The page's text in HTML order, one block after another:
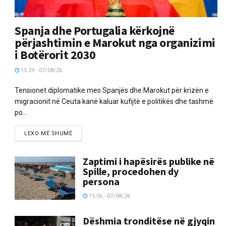
Spanja dhe Portugalia kërkojnë
përjashtimin e Marokut nga organizimi
i Botërorit 2030
15:29 - 07/08/26
Tensionet diplomatike mes Spanjës dhe Marokut për krizën e
migracionit në Ceuta kanë kaluar kufijtë e politikës dhe tashmë
po...
LEXO MË SHUMË
Zaptimi i hapësirës publike në
Spille, procedohen dy
persona
15:06 - 07/08/26
Dëshmia tronditëse në gjyqin